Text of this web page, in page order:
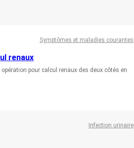
Symptômes et maladies courantes
renaux
pour calcul renaux des deux côtés en
Infection urinaire